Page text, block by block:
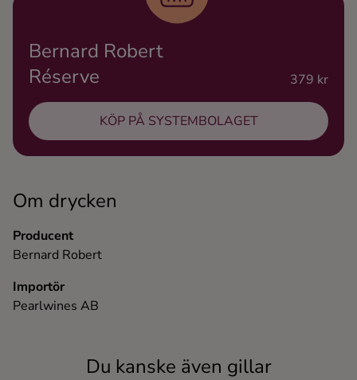
Om drycken
Producent
Bernard Robert
Importör
Pearlwines AB
Bernard Robert
Réserve
379 kr
KÖP PÅ SYSTEMBOLAGET
Du kanske även gillar